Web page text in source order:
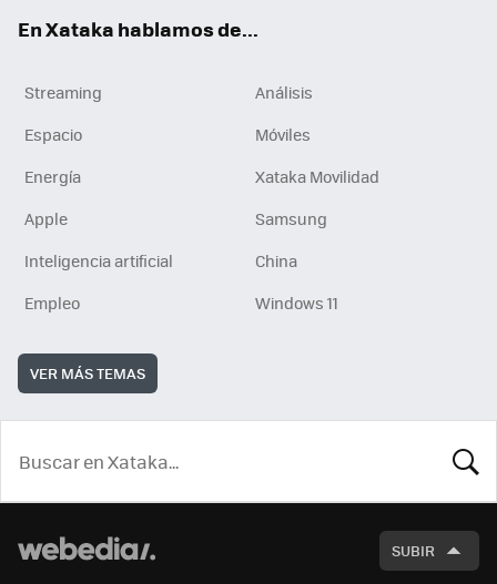
En Xataka hablamos de...
Streaming
Análisis
Espacio
Móviles
Energía
Xataka Movilidad
Apple
Samsung
Inteligencia artificial
China
Empleo
Windows 11
VER MÁS TEMAS
SUBIR